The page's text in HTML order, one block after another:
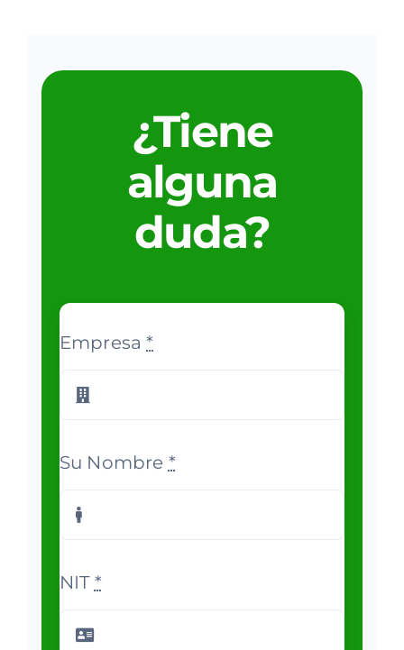
¿Tiene
alguna
duda?
Empresa*
Su Nombre *
NIT *